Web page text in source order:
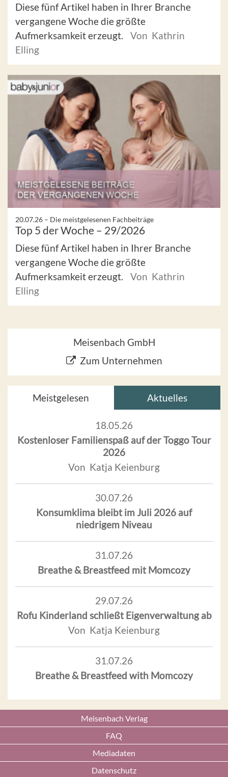
Diese fünf Artikel haben in Ihrer Branche
vergangene Woche die größte
Aufmerksamkeit erzeugt.
Von Kathrin
Elling
20.07.26 – Die meistgelesenen Fachbeiträge
Top 5 der Woche – 29/2026
Diese fünf Artikel haben in Ihrer Branche
vergangene Woche die größte
Aufmerksamkeit erzeugt.
Von Kathrin
Elling
Meisenbach GmbH
Zum Unternehmen
Meistgelesen Aktuelles
18.05.26
Kostenloser Familienspaß auf der Toggo Tour
2026
Von Katja Keienburg
30.07.26
Konsumklima bleibt im Juli 2026 auf
niedrigem Niveau
31.07.26
Breathe & Breastfeed mit Momcozy
29.07.26
Rofu Kinderland schließt Eigenverwaltung ab
Von Katja Keienburg
31.07.26
Breathe & Breastfeed with Momcozy
Meisenbach Verlag
FAQ
Mediadaten
Datenschutz